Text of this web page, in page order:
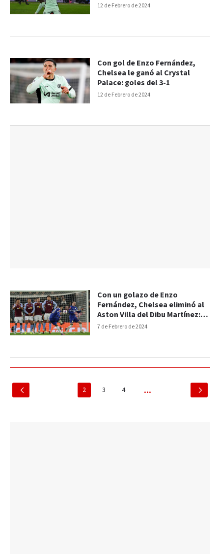
12 de Febrero de 2024
12 de Febrero de 2024
Con gol de Enzo Fernández,
Chelsea le ganó al Crystal
Palace: goles del 3-1
7 de Febrero de 2024
Con un golazo de Enzo
Fernández, Chelsea eliminó al
Aston Villa del Dibu Martínez:
goles del 3-0
2 3 4